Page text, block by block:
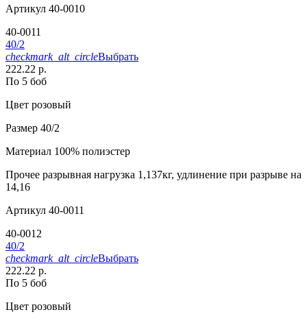
Артикул 40-0010
40-0011
40/2
checkmark_alt_circleВыбрать
222.22 р.
По 5 боб
Цвет розовый
Размер 40/2
Материал 100% полиэстер
Прочее разрывная нагрузка 1,137кг, удлинение при разрыве на
14,16
Артикул 40-0011
40-0012
40/2
checkmark_alt_circleВыбрать
222.22 р.
По 5 боб
Цвет розовый